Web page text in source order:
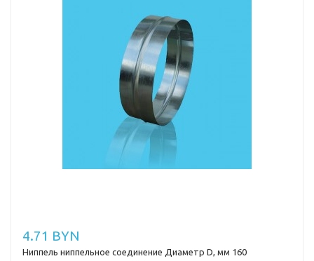
4.71 BYN
Ниппель ниппельное соединение Диаметр D, мм 160